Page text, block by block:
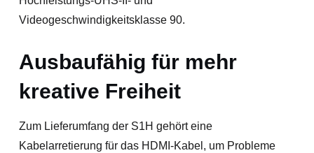
Videogeschwindigkeitsklasse 90.
Ausbaufähig für mehr
kreative Freiheit
Zum Lieferumfang der S1H gehört eine
Kabelarretierung für das HDMI-Kabel, um Probleme